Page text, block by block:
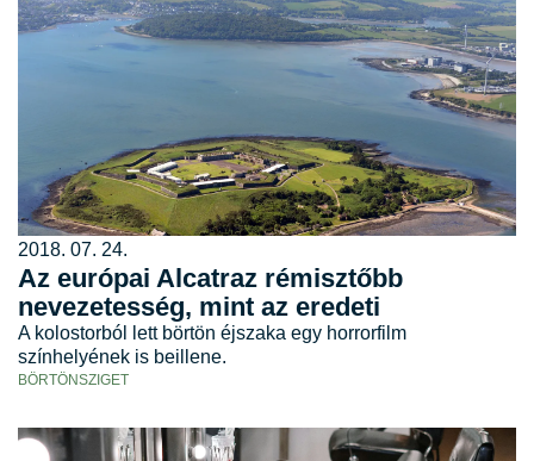
2018. 07. 24.
Az európai Alcatraz rémisztőbb
nevezetesség, mint az eredeti
A kolostorból lett börtön éjszaka egy horrorfilm
színhelyének is beillene.
BÖRTÖNSZIGET